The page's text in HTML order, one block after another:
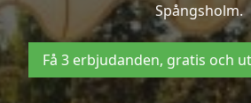
Spångsholm.
Få 3 erbjudanden, gratis och